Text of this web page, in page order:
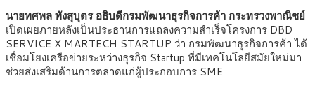
นายทศพล ทังสุบุตร อธิบดีกรมพัฒนาธุรกิจการค้า กระทรวงพาณิชย์
เปิดเผยภายหลังเป็นประธานการแถลงความสำเร็จโครงการ DBD
SERVICE X MARTECH STARTUP ว่า กรมพัฒนาธุรกิจการค้า ได้
เชื่อมโยงเครือข่ายระหว่างธุรกิจ Startup ที่มีเทคโนโลยีสมัยใหม่มา
ช่วยส่งเสริมด้านการตลาดแก่ผู้ประกอบการ SME